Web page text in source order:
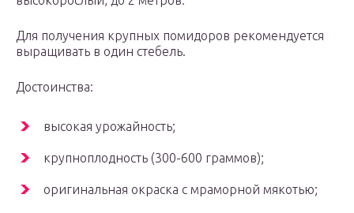
Для получения крупных помидоров рекомендуется
выращивать в один стебель.
Достоинства:
высокая урожайность;
крупноплодность (300-600 граммов);
оригинальная окраска с мраморной мякотью;